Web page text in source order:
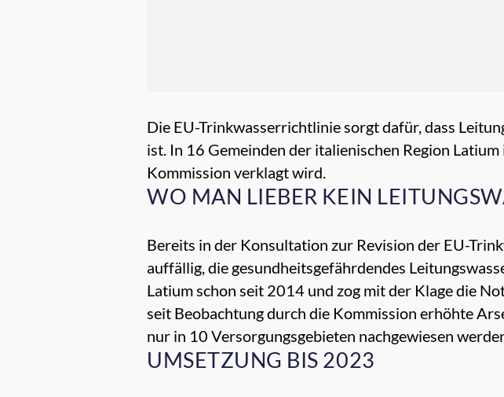
Die EU-Trinkwasserrichtlinie sorgt dafür, dass
ist. In 16 Gemeinden der italienischen Region
Kommission verklagt wird.
WO MAN LIEBER KEIN
Bereits in der Konsultation zur Revision der EU-
auffällig, die gesundheitsgefährdendes
Latium schon seit 2014 und zog mit der Klage die
seit Beobachtung durch die Kommission erhöhte
nur in 10 Versorgungsgebieten nachgewiesen
UMSETZUNG BIS 2023